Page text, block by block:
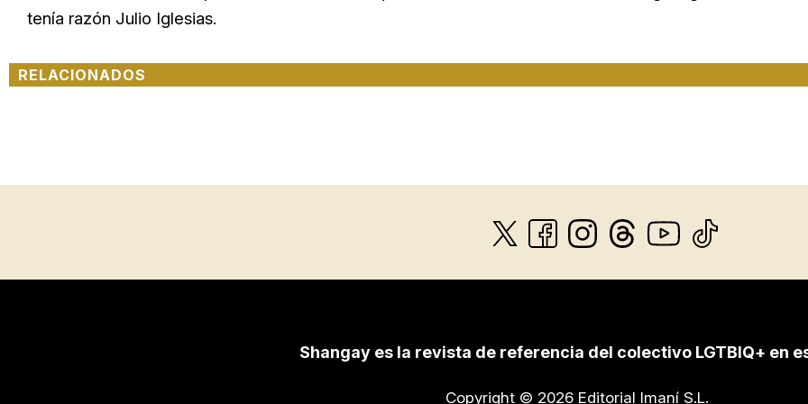
tenía razón Julio Iglesias.
RELACIONADOS
Shangay es la revista de referencia del colectivo LGTBIQ+ en
Copyright © 2026 Editorial Imaní S.L.